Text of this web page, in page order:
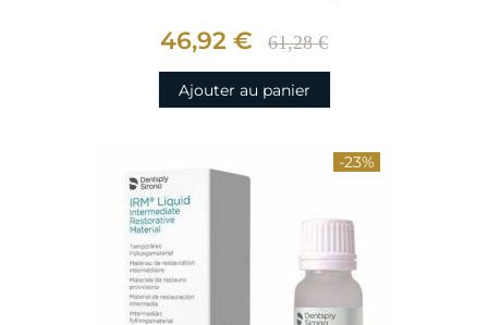
46,92 € 61,28 €
Ajouter au panier
-23%